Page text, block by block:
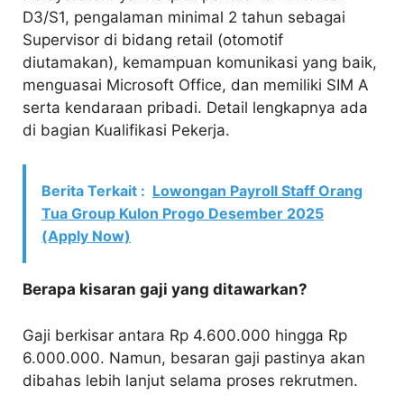
D3/S1, pengalaman minimal 2 tahun sebagai
Supervisor di bidang retail (otomotif
diutamakan), kemampuan komunikasi yang baik,
menguasai Microsoft Office, dan memiliki SIM A
serta kendaraan pribadi. Detail lengkapnya ada
di bagian Kualifikasi Pekerja.
Berita Terkait : Lowongan Payroll Staff Orang
Tua Group Kulon Progo Desember 2025
(Apply Now)
Berapa kisaran gaji yang ditawarkan?
Gaji berkisar antara Rp 4.600.000 hingga Rp
6.000.000. Namun, besaran gaji pastinya akan
dibahas lebih lanjut selama proses rekrutmen.